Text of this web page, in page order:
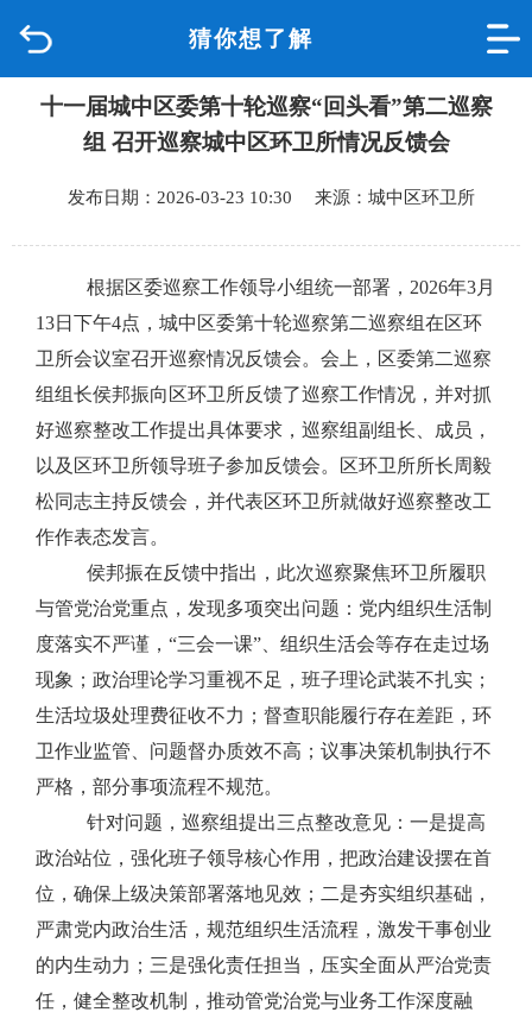
猜你想了解
品质城中
政府信息公开
互动回应
数据专题
十一届城中区委第十轮巡察“回头看”第二巡察
组 召开巡察城中区环卫所情况反馈会
发布日期：2026-03-23 10:30 来源：城中区环卫所
根据区委巡察工作领导小组统一部署， 2026年3月
13日 下午4点 ，城中区委第十轮巡察第二巡察组在区环
卫所会议室召开巡察情况反馈会。会上，区委第二巡察
组组长侯邦振向区环卫所反馈了巡察工作情况，并对抓
好巡察整改工作提出具体要求，巡察组副组长、成员，
以及区环卫所领导班子参加反馈会。区环卫所所长周毅
松同志主持反馈会，并代表区环卫所就做好巡察整改工
作作表态发言。
侯邦振在反馈中指出，此次巡察聚焦环卫所履职
与管党治党重点，发现多项突出问题：党内组织生活制
度落实不严谨， “三会一课”、组织生活会等存在走过场
现象；政治理论学习重视不足，班子理论武装不扎实；
生活垃圾处理费征收不力； 督查职能履行存在差距，环
卫作业监管、问题督办质效不高；议事决策机制执行不
严格，部分事项流程不规范。
针对问题，巡察组提出三点整改意见：一是提高
政治站位，强化班子领导核心作用，把政治建设摆在首
位，确保上级决策部署落地见效；二是夯实组织基础，
严肃党内政治生活，规范组织生活流程，激发干事创业
的内生动力；三是强化责任担当，压实全面从严治党责
任，健全整改机制，推动管党治党与业务工作深度融